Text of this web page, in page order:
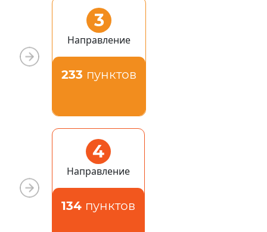
3
Направление
233 пунктов
4
Направление
134 пунктов